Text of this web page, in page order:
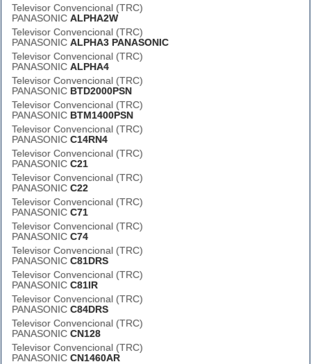
Televisor Convencional (TRC)
PANASONIC ALPHA2W
Televisor Convencional (TRC)
PANASONIC ALPHA3 PANASONIC
Televisor Convencional (TRC)
PANASONIC ALPHA4
Televisor Convencional (TRC)
PANASONIC BTD2000PSN
Televisor Convencional (TRC)
PANASONIC BTM1400PSN
Televisor Convencional (TRC)
PANASONIC C14RN4
Televisor Convencional (TRC)
PANASONIC C21
Televisor Convencional (TRC)
PANASONIC C22
Televisor Convencional (TRC)
PANASONIC C71
Televisor Convencional (TRC)
PANASONIC C74
Televisor Convencional (TRC)
PANASONIC C81DRS
Televisor Convencional (TRC)
PANASONIC C81IR
Televisor Convencional (TRC)
PANASONIC C84DRS
Televisor Convencional (TRC)
PANASONIC CN128
Televisor Convencional (TRC)
PANASONIC CN1460AR